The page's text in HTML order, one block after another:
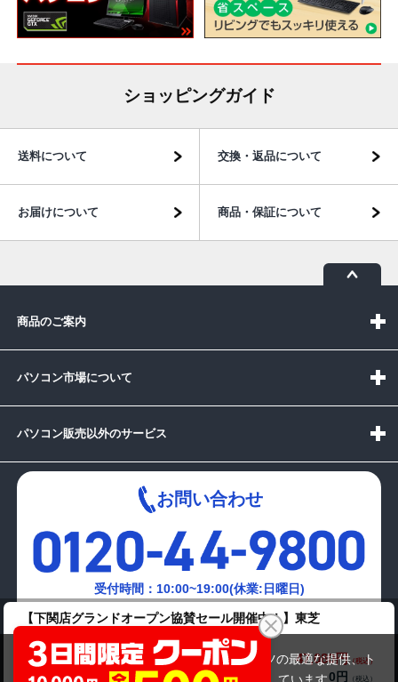
【下関店グランドオープン協賛セール開催中！】東芝
商品価格(税込) 47,080円
オプション小計価格(税込) 0円
ショッピングガイド
送料について 交換・返品について
お届けについて 商品・保証について
商品のご案内
パソコン市場について
パソコン販売以外のサービス
お問い合わせ
受付時間：10:00~19:00(休業:日曜日)
メールでの
お問い合わせはこちら
当サイトでは利用体験の向上およびコンテンツの最適な提供、ト